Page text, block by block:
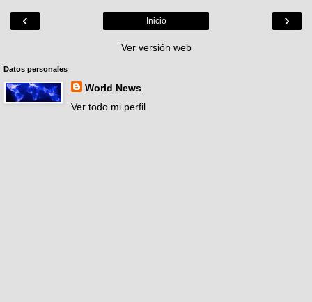
‹ ›
Inicio
Ver versión web
Datos personales
World News
Ver todo mi perfil